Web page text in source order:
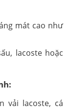
mát cao như
lacoste hoặc
vải lacoste, cá